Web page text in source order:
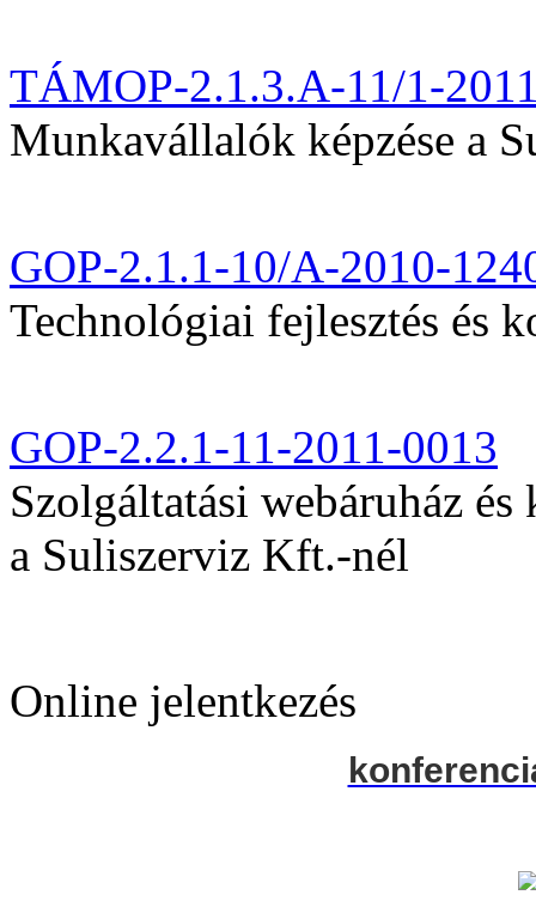
TÁMOP-2.1.3.A-11/1-
Munkavállalók képzése a
GOP-2.1.1-10/A-2010-
Technológiai fejlesztés és
GOP-2.2.1-11-2011-0013
Szolgáltatási webáruház
a Suliszerviz Kft.-nél
Online jelentkezés